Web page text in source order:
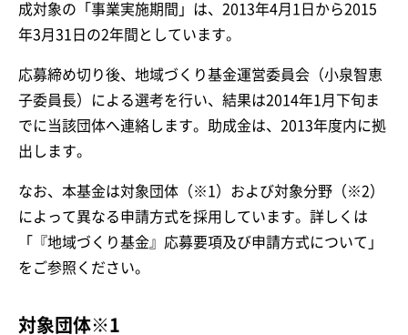
成対象の「事業実施期間」は、2013年4月1日から2015
年3月31日の2年間としています。
応募締め切り後、地域づくり基金運営委員会（小泉智恵
子委員長）による選考を行い、結果は2014年1月下旬ま
でに当該団体へ連絡します。助成金は、2013年度内に拠
出します。
なお、本基金は対象団体（※1）および対象分野（※2）
によって異なる申請方式を採用しています。詳しくは
「『地域づくり基金』応募要項及び申請方式について」
をご参照ください。
対象団体※1